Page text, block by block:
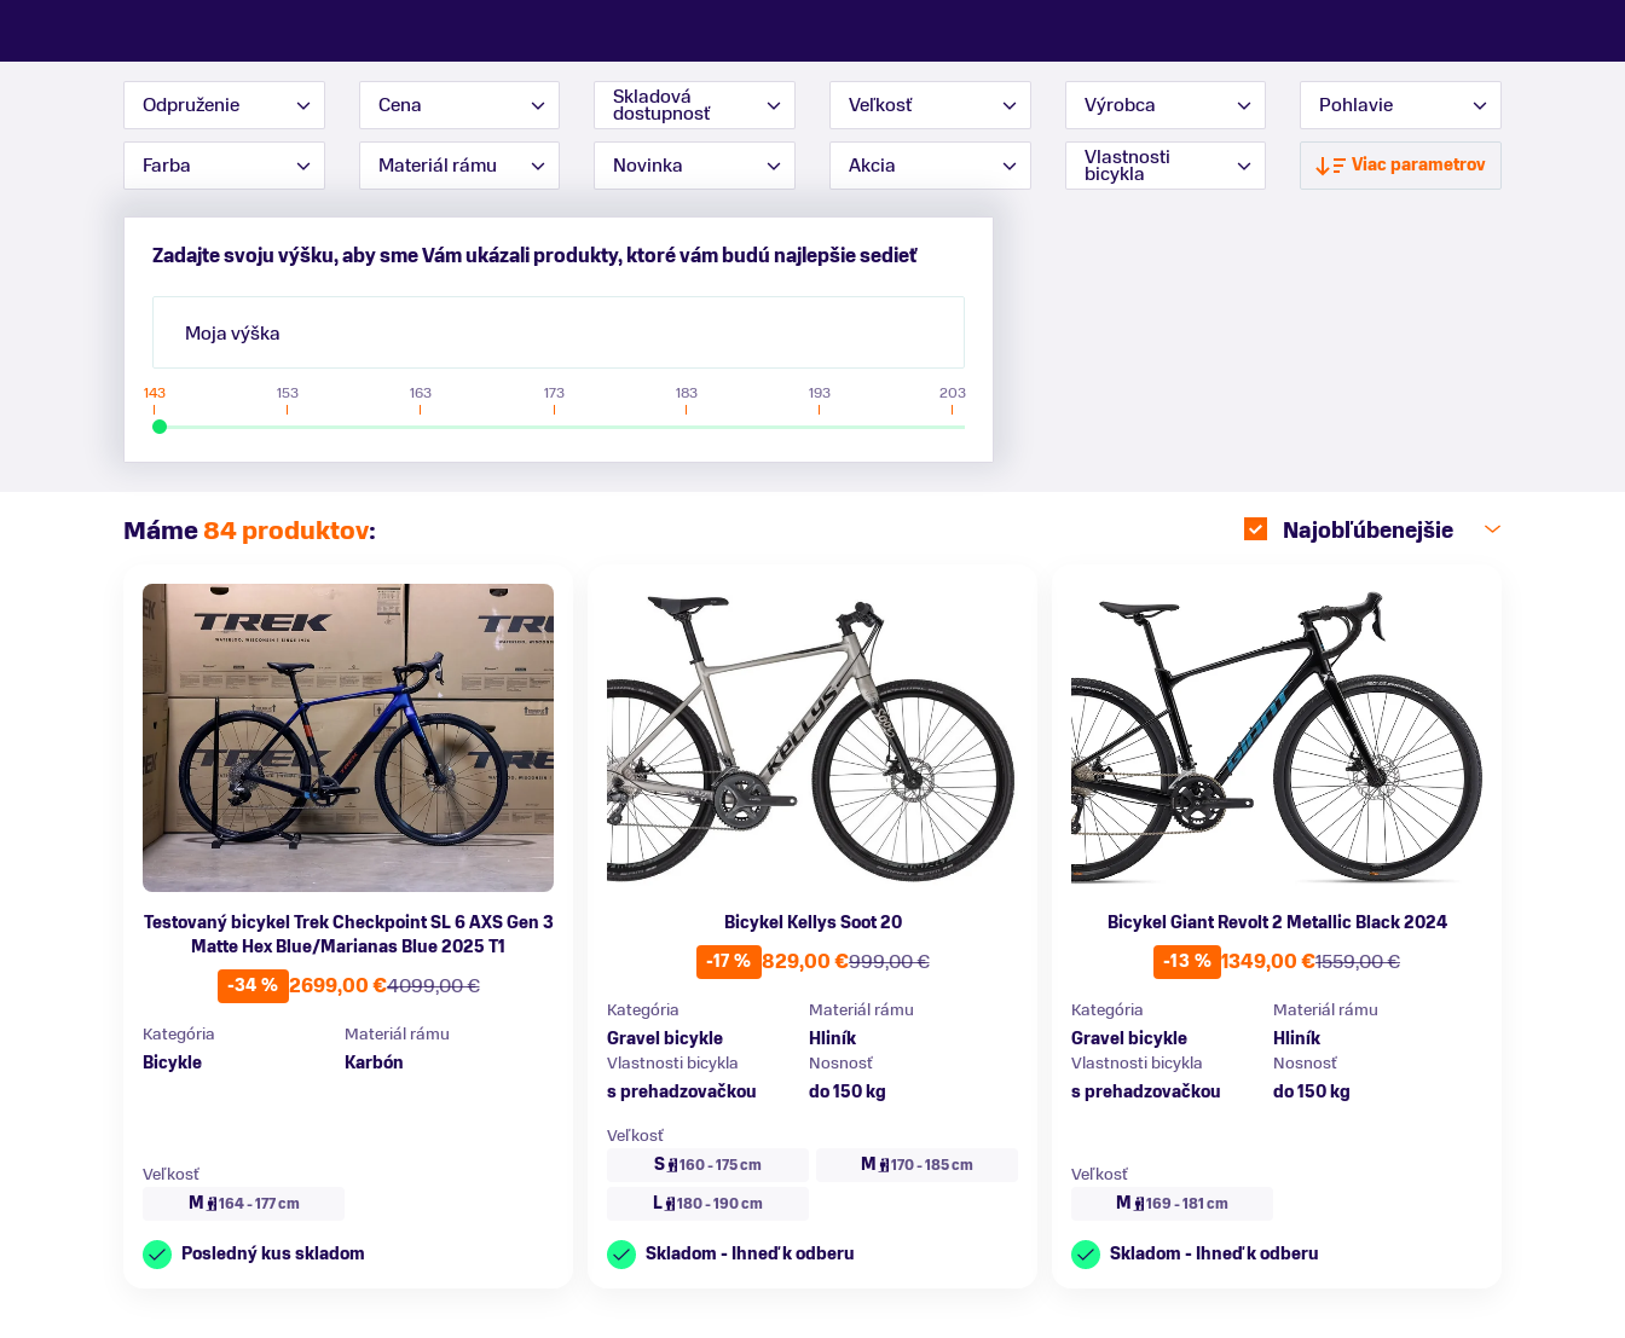
Odpruženie Cena Skladová
dostupnosť Veľkosť Výrobca Pohlavie
Farba Materiál rámu Novinka Akcia Vlastnosti
bicykla Viac parametrov
Zadajte svoju výšku, aby sme Vám ukázali produkty, ktoré vám budú najlepšie sedieť
Moja výška
143 153 163 173 183 193 203
Máme84 produktov: Najobľúbenejšie
Testovaný bicykel Trek Checkpoint SL 6 AXS Gen 3
Matte Hex Blue/Marianas Blue 2025 T1
-34 %
4099,00 €
2699,00 €
Kategória
Bicykle
Materiál rámu
Karbón
Veľkosť
M
164 - 177 cm
Posledný kus skladom
Bicykel Kellys Soot 20
-17 %
999,00 €
829,00 €
Kategória
Gravel bicykle
Materiál rámu
Hliník
Vlastnosti bicykla
s prehadzovačkou
Nosnosť
do 150 kg
Veľkosť
S
160 - 175 cm M 170 - 185 cm
L 180 - 190 cm
Skladom - Ihneď k odberu
Bicykel Giant Revolt 2 Metallic Black 2024
-13 %
1559,00 €
1349,00 €
Kategória
Gravel bicykle
Materiál rámu
Hliník
Vlastnosti bicykla
s prehadzovačkou
Nosnosť
do 150 kg
Veľkosť
M
169 - 181 cm
Skladom - Ihneď k odberu